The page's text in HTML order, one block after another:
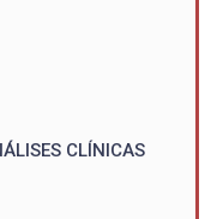
CLÍNICAS